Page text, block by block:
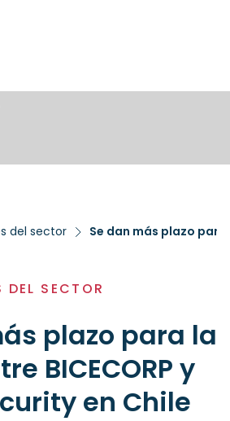
del sector Se dan más plazo para
DEL SECTOR
plazo para la
BICECORP y
en Chile